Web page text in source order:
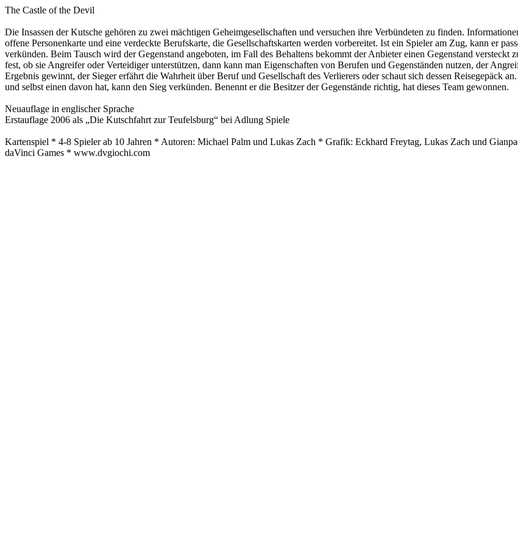
The Castle of the Devil
Die Insassen der Kutsche gehören zu zwei mächtigen Geheimgesellschaften und versuchen ihre Verbündeten zu finden.
offene Personenkarte und eine verdeckte Berufskarte, die Gesellschaftskarten werden vorbereitet. Ist ein Spieler am Zug, kann er
verkünden. Beim Tausch wird der Gegenstand angeboten, im Fall des Behaltens bekommt der Anbieter einen Gegenstand
fest, ob sie Angreifer oder Verteidiger unterstützen, dann kann man Eigenschaften von Berufen und Gegenständen nutzen, der
Ergebnis gewinnt, der Sieger erfährt die Wahrheit über Beruf und Gesellschaft des Verlierers oder schaut sich dessen Reisegepäck
und selbst einen davon hat, kann den Sieg verkünden. Benennt er die Besitzer der Gegenstände richtig, hat dieses Team gewonnen.
Neuauflage in englischer Sprache
Erstauflage 2006 als „Die Kutschfahrt zur Teufelsburg“ bei Adlung Spiele
Kartenspiel * 4-8 Spieler ab 10 Jahren * Autoren: Michael Palm und Lukas Zach * Grafik: Eckhard Freytag, Lukas Zach und
daVinci Games * www.dvgiochi.com